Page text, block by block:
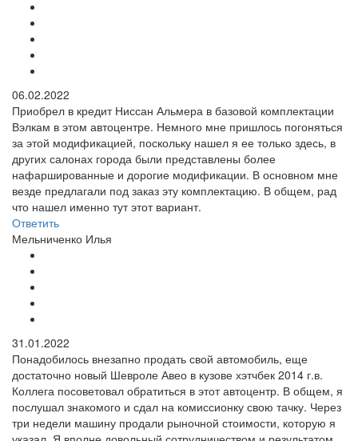
06.02.2022
Приобрел в кредит Ниссан Альмера в базовой комплектации
Вэлкам в этом автоцентре. Немного мне пришлось погоняться
за этой модификацией, поскольку нашел я ее только здесь, в
других салонах города были представлены более
нафаршированные и дорогие модификации. В основном мне
везде предлагали под заказ эту комплектацию. В общем, рад
что нашел именно тут этот вариант.
Ответить
Мельниченко Илья
31.01.2022
Понадобилось внезапно продать свой автомобиль, еще
достаточно новый Шевроле Авео в кузове хэтчбек 2014 г.в.
Коллега посоветовал обратиться в этот автоцентр. В общем, я
послушал знакомого и сдал на комиссионку свою тачку. Через
три недели машину продали рыночной стоимости, которую я